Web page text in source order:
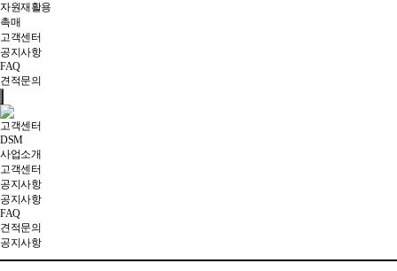
자원재활용
촉매
고객센터
공지사항
FAQ
견적문의
고객센터
DSM
사업소개
고객센터
공지사항
공지사항
FAQ
견적문의
공지사항